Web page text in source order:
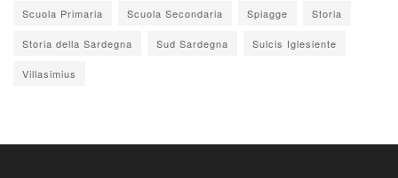
Scuola Primaria Scuola Secondaria Spiagge Storia
Storia della Sardegna Sud Sardegna Sulcis Iglesiente
Villasimius